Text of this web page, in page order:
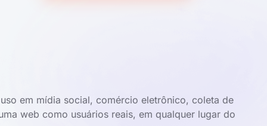
em mídia social, comércio eletrônico, coleta de
web como usuários reais, em qualquer lugar do